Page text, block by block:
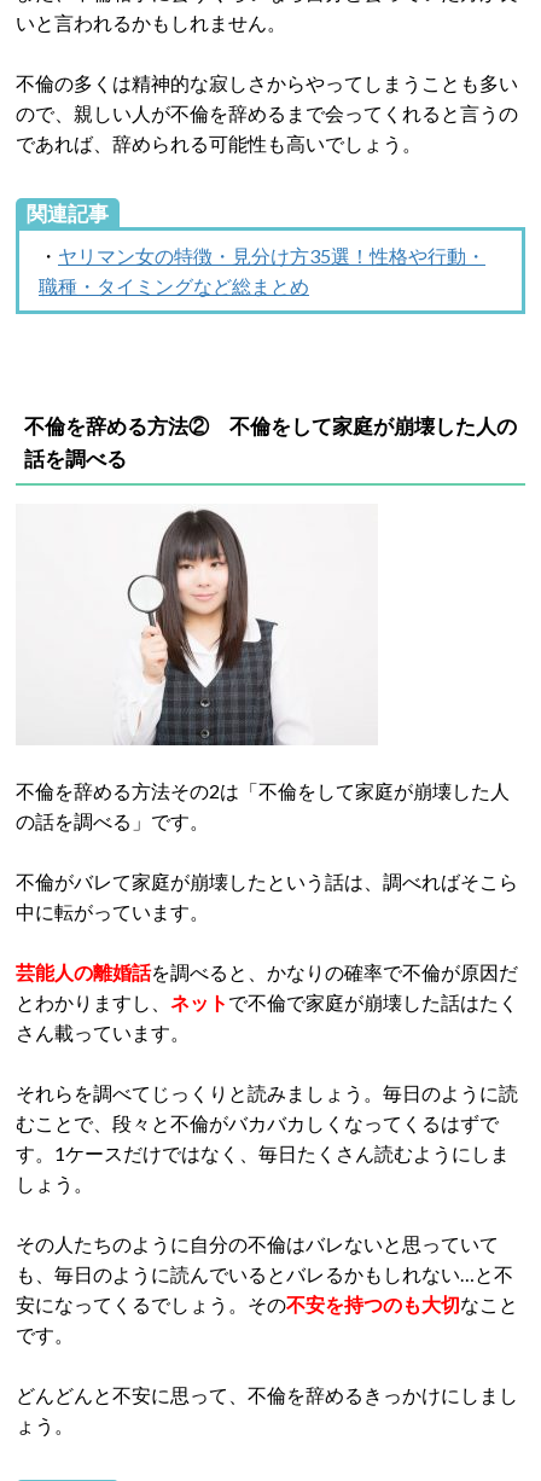
いと言われるかもしれません。
不倫の多くは精神的な寂しさからやってしまうことも多い
ので、親しい人が不倫を辞めるまで会ってくれると言うの
であれば、辞められる可能性も高いでしょう。
関連記事
・ ヤリマン女の特徴・見分け方35選！性格や行動・
職種・タイミングなど総まとめ
不倫を辞める方法② 不倫をして家庭が崩壊した人の
話を調べる
不倫を辞める方法その2は「不倫をして家庭が崩壊した人
の話を調べる」です。
不倫がバレて家庭が崩壊したという話は、調べればそこら
中に転がっています。
芸能人の離婚話を調べると、かなりの確率で不倫が原因だ
とわかりますし、 ネット で不倫で家庭が崩壊した話はたく
さん載っています。
それらを調べてじっくりと読みましょう。毎日のように読
むことで、段々と不倫がバカバカしくなってくるはずで
す。1ケースだけではなく、毎日たくさん読むようにしま
しょう。
その人たちのように自分の不倫はバレないと思っていて
も、毎日のように読んでいるとバレるかもしれない…と不
安になってくるでしょう。その不安を持つのも大切なこと
です。
どんどんと不安に思って、不倫を辞めるきっかけにしまし
ょう。